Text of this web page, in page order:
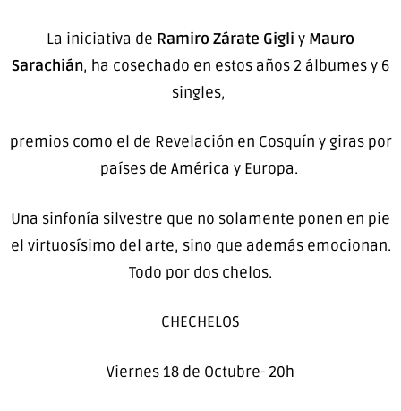
La iniciativa de Ramiro Zárate Gigli y Mauro
Sarachián, ha cosechado en estos años 2 álbumes y 6
singles,
premios como el de Revelación en Cosquín y giras por
países de América y Europa.
Una sinfonía silvestre que no solamente ponen en pie
el virtuosísimo del arte, sino que además emocionan.
Todo por dos chelos.
CHECHELOS
Viernes 18 de Octubre- 20h